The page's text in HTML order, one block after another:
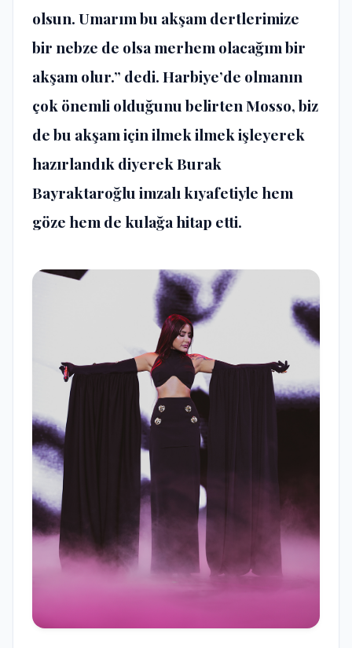
olsun. Umarım bu akşam dertlerimize
bir nebze de olsa merhem olacağım bir
akşam olur.” dedi. Harbiye’de olmanın
çok önemli olduğunu belirten Mosso, biz
de bu akşam için ilmek ilmek işleyerek
hazırlandık diyerek Burak
Bayraktaroğlu imzalı kıyafetiyle hem
göze hem de kulağa hitap etti.